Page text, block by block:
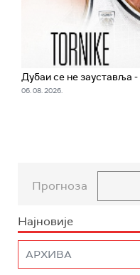
Дубаи се не зауставља
06. 08. 2026.
Прогноза
Најновије